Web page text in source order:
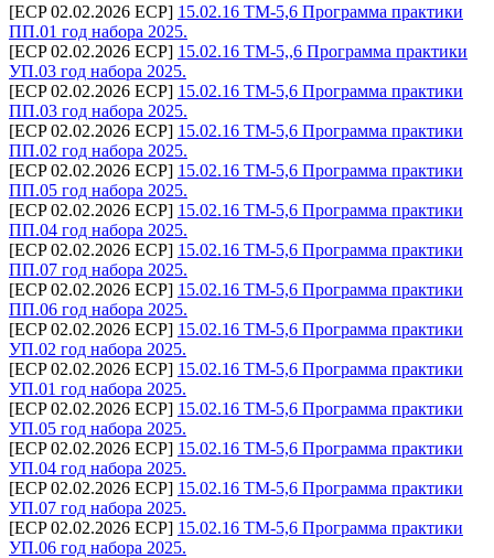
[ECP 02.02.2026 ECP] 15.02.16 ТМ-5,6 Программа практики
ПП.01 год набора 2025.
[ECP 02.02.2026 ECP] 15.02.16 ТМ-5,,6 Программа практики
УП.03 год набора 2025.
[ECP 02.02.2026 ECP] 15.02.16 ТМ-5,6 Программа практики
ПП.03 год набора 2025.
[ECP 02.02.2026 ECP] 15.02.16 ТМ-5,6 Программа практики
ПП.02 год набора 2025.
[ECP 02.02.2026 ECP] 15.02.16 ТМ-5,6 Программа практики
ПП.05 год набора 2025.
[ECP 02.02.2026 ECP] 15.02.16 ТМ-5,6 Программа практики
ПП.04 год набора 2025.
[ECP 02.02.2026 ECP] 15.02.16 ТМ-5,6 Программа практики
ПП.07 год набора 2025.
[ECP 02.02.2026 ECP] 15.02.16 ТМ-5,6 Программа практики
ПП.06 год набора 2025.
[ECP 02.02.2026 ECP] 15.02.16 ТМ-5,6 Программа практики
УП.02 год набора 2025.
[ECP 02.02.2026 ECP] 15.02.16 ТМ-5,6 Программа практики
УП.01 год набора 2025.
[ECP 02.02.2026 ECP] 15.02.16 ТМ-5,6 Программа практики
УП.05 год набора 2025.
[ECP 02.02.2026 ECP] 15.02.16 ТМ-5,6 Программа практики
УП.04 год набора 2025.
[ECP 02.02.2026 ECP] 15.02.16 ТМ-5,6 Программа практики
УП.07 год набора 2025.
[ECP 02.02.2026 ECP] 15.02.16 ТМ-5,6 Программа практики
УП.06 год набора 2025.